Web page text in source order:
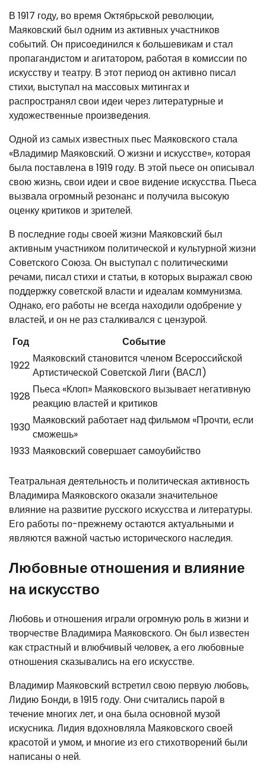
В 1917 году, во время Октябрьской революции,
Маяковский был одним из активных участников
событий. Он присоединился к большевикам и стал
пропагандистом и агитатором, работая в комиссии по
искусству и театру. В этот период он активно писал
стихи, выступал на массовых митингах и
распространял свои идеи через литературные и
художественные произведения.
Одной из самых известных пьес Маяковского стала
«Владимир Маяковский. О жизни и искусстве», которая
была поставлена в 1919 году. В этой пьесе он описывал
свою жизнь, свои идеи и свое видение искусства. Пьеса
вызвала огромный резонанс и получила высокую
оценку критиков и зрителей.
В последние годы своей жизни Маяковский был
активным участником политической и культурной жизни
Советского Союза. Он выступал с политическими
речами, писал стихи и статьи, в которых выражал свою
поддержку советской власти и идеалам коммунизма.
Однако, его работы не всегда находили одобрение у
властей, и он не раз сталкивался с цензурой.
Год
Событие
1922
Маяковский становится членом Всероссийской
Артистической Советской Лиги (ВАСЛ)
1928
Пьеса «Клоп» Маяковского вызывает негативную
реакцию властей и критиков
1930
Маяковский работает над фильмом «Прочти, если
сможешь»
1933 Маяковский совершает самоубийство
Театральная деятельность и политическая активность
Владимира Маяковского оказали значительное
влияние на развитие русского искусства и литературы.
Его работы по-прежнему остаются актуальными и
являются важной частью исторического наследия.
Любовные отношения и влияние
на искусство
Любовь и отношения играли огромную роль в жизни и
творчестве Владимира Маяковского. Он был известен
как страстный и влюбчивый человек, а его любовные
отношения сказывались на его искусстве.
Владимир Маяковский встретил свою первую любовь,
Лидию Бонди, в 1915 году. Они считались парой в
течение многих лет, и она была основной музой
искусника. Лидия вдохновляла Маяковского своей
красотой и умом, и многие из его стихотворений были
написаны о ней.